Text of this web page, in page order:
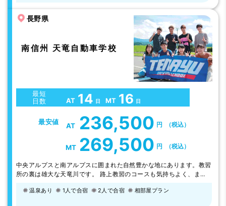
長野県
南信州 天竜自動車学校
最短
日数
AT 14 日 MT 16 日
最安値 AT 236,500 円 （税込）
MT 269,500 円 （税込）
中央アルプスと南アルプスに囲まれた自然豊かな地にあります。教習
所の裏は雄大な天竜川です。 路上教習のコースも気持ちよく、また
す。 教習の技術の確かさは全国でもトップレベル。指定教習所の全
温泉あり 1人で合宿 2人で合宿 相部屋プラン